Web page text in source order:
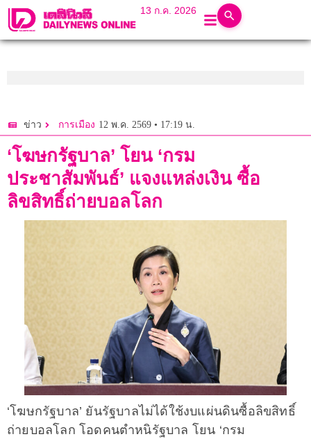
13 ก.ค. 2026
ข่าว การเมือง 12 พ.ค. 2569 • 17:19 น.
‘โฆษกรัฐบาล’ โยน ‘กรม
ประชาสัมพันธ์’ แจงแหล่งเงิน ซื้อ
ลิขสิทธิ์ถ่ายบอลโลก
‘โฆษกรัฐบาล’ ยันรัฐบาลไม่ได้ใช้งบแผ่นดินซื้อลิขสิทธิ์
ถ่ายบอลโลก โอดคนตำหนิรัฐบาล โยน ‘กรม